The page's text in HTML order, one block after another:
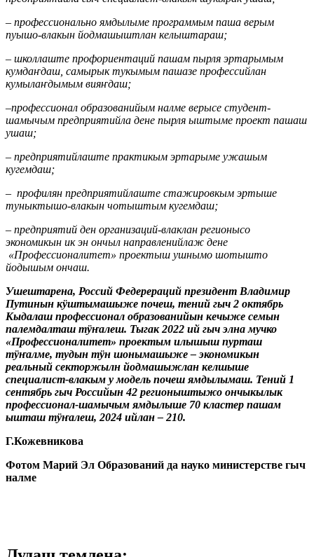
– профессионально ямдылыме программым паша верым
пуышо-влакын йодмашыштлан келыштараш;
– школлаште профориентаций пашам пырля эртарымым
кумдаҥдаш, самырык тукымым пашазе профессийлан
кумылаҥдымым вияҥдаш;
–профессионал образованийым налме верысе студент-
шамычым предприятийла дене пырля ыштыме проект пашаш
ушаш;
– предприятийлаште практикым эртарыме ужашым
кугемдаш;
– профилян предприятийлаште стажировкым эртыше
туныктышо-влакын чотыштым кугемдаш;
– предприятий ден организаций-влаклан регионысо
экономикын ик эн ончыл направленийлаж дене
«Профессионалитет» проектыш ушнымо шотышто
йодышым ончаш.
Ушештарена, Россий Федерераций президент Владимир
Путинын кӱштымашыже почеш, тений гыч 2 октябрь
Кыдалаш профессионал образованийын кечыже семын
палемдалташ тӱҥалеш. Тыгак 2022 ий гыч элна мучко
«Профессионалитет» проектым илышыш пурташ
тӱҥалме, тудын тӱн шонымашыже – экономикын
реальный секторжылн йодмашыжлан келшыше
специалист-влакым у модель почеш ямдылымаш. Тений 1
сентябрь гыч Российын 42 регионыштыжо ончыкылык
профессионал-шамычым ямдылыше 70 кластер пашам
ышташ тӱҥалеш, 2024 ийлан – 210.
Г.Кожевникова
Фотом Марий Эл Образований да науко министерстве гыч
налме